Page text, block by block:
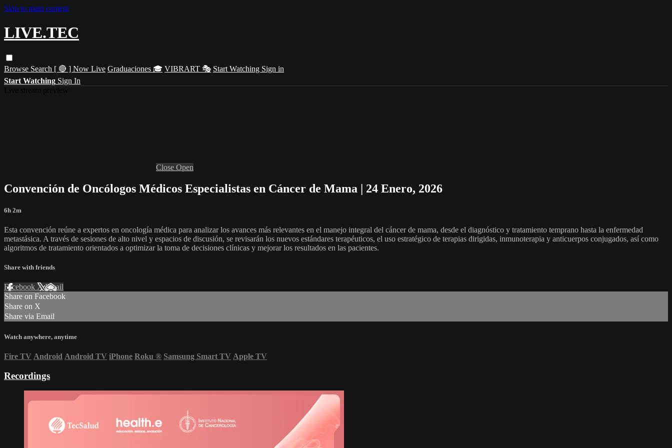
Skip to main content
LIVE.TEC
Browse Search [ 🔴 ] Now Live Graduaciones 🎓 VIBRART 🎭 Start Watching Sign in
Start Watching Sign In
Close Open
Convención de Oncólogos Médicos Especialistas en Cáncer de Mama | 24 Enero, 2026
6h 2m
Esta convención reúne a expertos en oncología médica para analizar los avances más relevantes en el manejo integral del cáncer de mama, desde el diagnóstico y tratamiento temprano hasta la enfermedad
metastásica. A través de sesiones de alto nivel y espacios de discusión, se revisarán los nuevos estándares terapéuticos, el uso estratégico de terapias dirigidas, inmunoterapia y anticuerpos conjugados, así como
algoritmos de tratamiento orientados a optimizar la toma de decisiones clínicas y mejorar los resultados en las pacientes.
Share with friends
Facebook XEmail
Share on Facebook
Share on X
Share via Email
Watch anywhere, anytime
Fire TV Android Android TV iPhone Roku ® Samsung Smart TV Apple TV
Recordings